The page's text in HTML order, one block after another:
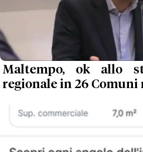
Maltempo, ok allo
regionale in 26 Comuni